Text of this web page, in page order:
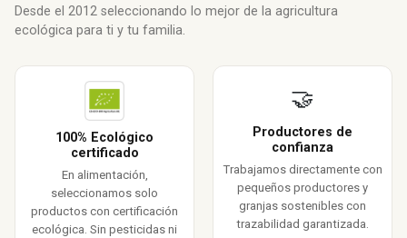
Desde el 2012 seleccionando lo mejor de la agricultura
ecológica para ti y tu familia.
100% Ecológico
certificado
En alimentación,
seleccionamos solo
productos con certificación
ecológica. Sin pesticidas ni
🤝
Productores de
confianza
Trabajamos directamente con
pequeños productores y
granjas sostenibles con
trazabilidad garantizada.